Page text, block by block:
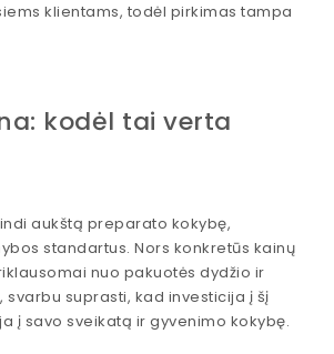
klientams, todėl pirkimas tampa
kodėl tai verta
aukštą preparato kokybę,
standartus. Nors konkretūs kainų
nuo pakuotės dydžio ir
svarbu suprasti, kad investicija į šį
į savo sveikatą ir gyvenimo kokybę.